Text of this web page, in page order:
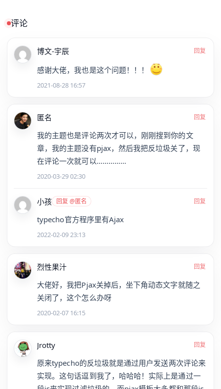
评论
博文-宇辰 回复
感谢大佬，我也是这个问题！！！
2021-08-28 16:57
匿名 回复
我的主题也是评论两次才可以，刚刚搜到你的文
章，我的主题没有pjax，然后我把反垃圾关了，现
在评论一次就可以……………
2020-03-29 02:30
小孩 回复 @匿名 回复
typecho官方程序里有Ajax
2022-02-09 23:13
烈性果汁 回复
大佬好，我把Pjax关掉后，坐下角动态文字就随之
关闭了，这个怎么办呀
2020-02-07 16:15
Jrotty 回复
原来typecho的反垃圾就是通过用户发送两次评论来
实现。这句话逗到我了，哈哈哈！实际上是通过一